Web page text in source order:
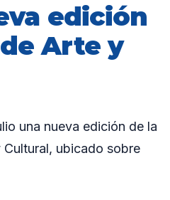
edición
Arte y
una nueva edición de la
Cultural, ubicado sobre